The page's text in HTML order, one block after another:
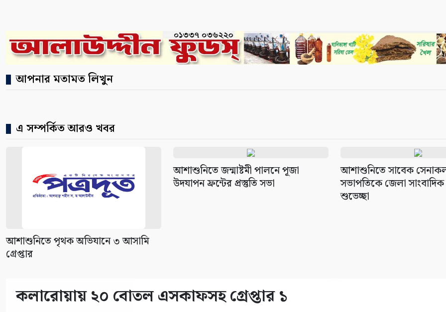
আপনার মতামত লিখুন
এ সম্পর্কিত আরও খবর
আশাশুনিতে পৃথক অভিযানে ৩ আসামি
গ্রেপ্তার
আশাশুনিতে জন্মাষ্টমী পালনে পূজা
উদযাপন ফ্রন্টের প্রস্তুতি সভা
আশাশুনিতে সাবেক
সভাপতিকে জেলা
শুভেচ্ছা
কলারোয়ায় ২০ বোতল এসকাফসহ গ্রেপ্তার ১